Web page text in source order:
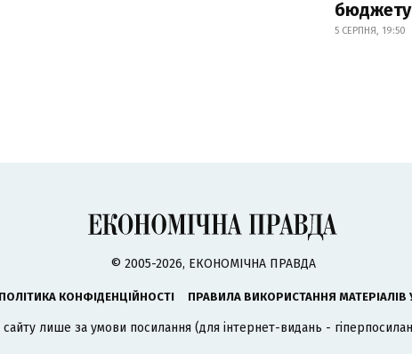
5 СЕРПНЯ, 19:50
© 2005-2026, ЕКОНОМІЧНА ПРАВДА
ПОЛІТИКА КОНФІДЕНЦІЙНОСТІ ПРАВИЛА ВИКОРИСТАННЯ МАТЕРІАЛІВ
сайту лише за умови посилання (для інтернет-видань -